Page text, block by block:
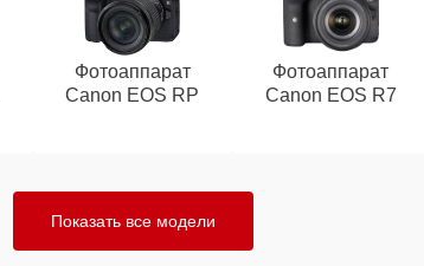
Фотоаппарат
Canon EOS RP
Фотоаппарат
Canon EOS R7
Показать все модели